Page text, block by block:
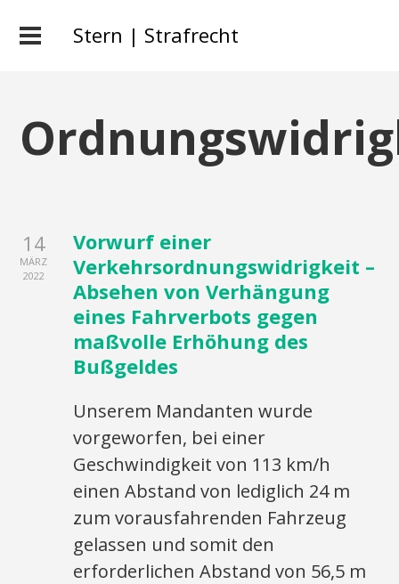
Stern | Strafrecht
14
MÄRZ
2022
Vorwurf einer
Verkehrsordnungswidrigkeit –
Absehen von Verhängung
eines Fahrverbots gegen
maßvolle Erhöhung des
Bußgeldes
Unserem Mandanten wurde
vorgeworfen, bei einer
Geschwindigkeit von 113 km/h
einen Abstand von lediglich 24 m
zum vorausfahrenden Fahrzeug
gelassen und somit den
erforderlichen Abstand von 56,5 m